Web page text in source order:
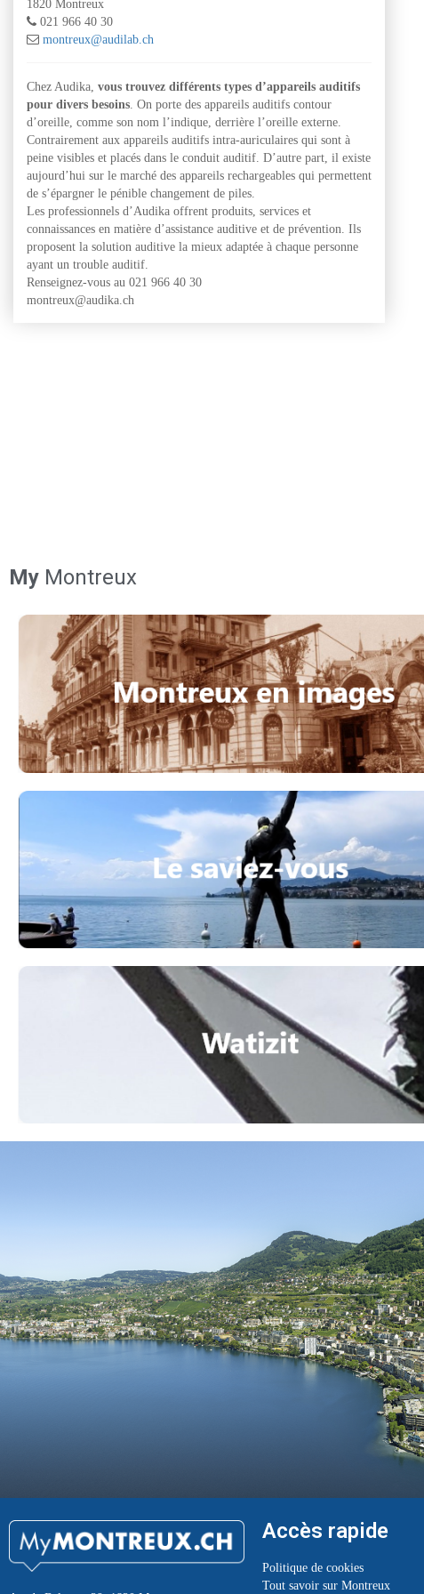
1820 Montreux
021 966 40 30
montreux@audilab.ch
Chez Audika, vous trouvez différents types d’appareils auditifs
pour divers besoins. On porte des appareils auditifs contour
d’oreille, comme son nom l’indique, derrière l’oreille externe.
Contrairement aux appareils auditifs intra-auriculaires qui sont à
peine visibles et placés dans le conduit auditif. D’autre part, il existe
aujourd’hui sur le marché des appareils rechargeables qui permettent
de s’épargner le pénible changement de piles.
Les professionnels d’Audika offrent produits, services et
connaissances en matière d’assistance auditive et de prévention. Ils
proposent la solution auditive la mieux adaptée à chaque personne
ayant un trouble auditif.
Renseignez-vous au 021 966 40 30
montreux@audika.ch
My Montreux
Accès rapide
Politique de cookies
Tout savoir sur Montreux